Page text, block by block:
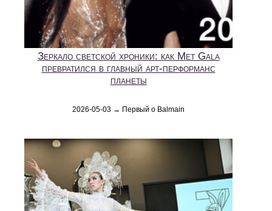
Зеркало светской хроники: как Met Gala
превратился в главный арт-перформанс
планеты
2026-05-03 → Первый о Balmain